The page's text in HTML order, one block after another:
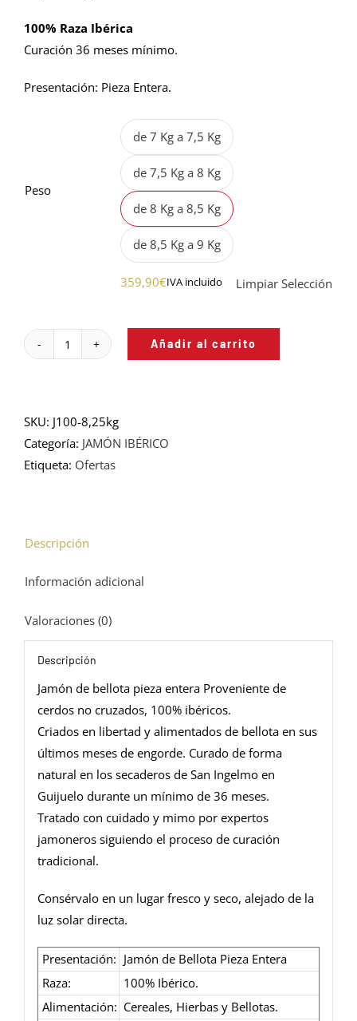
376,90€
100% Raza Ibérica
Curación 36 meses mínimo.
Presentación: Pieza Entera.
Peso
de 7 Kg a 7,5 Kg
de 7,5 Kg a 8 Kg
de 8 Kg a 8,5 Kg
de 8,5 Kg a 9 Kg
359,90€IVA incluido Limpiar Selección
JAMÓN
100%
IBÉRICO
-
Añadir al carrito
SKU: J100-8,25kg
Categoría: JAMÓN IBÉRICO
Etiqueta: Ofertas
Descripción
Información adicional
Valoraciones (0)
Descripción
Jamón de bellota pieza entera Proveniente de
cerdos no cruzados, 100% ibéricos.
Criados en libertad y alimentados de bellota en sus
últimos meses de engorde. Curado de forma
natural en los secaderos de San Ingelmo en
Guijuelo durante un mínimo de 36 meses.
Tratado con cuidado y mimo por expertos
jamoneros siguiendo el proceso de curación
tradicional.
Consérvalo en un lugar fresco y seco, alejado de la
luz solar directa.
Presentación: Jamón de Bellota Pieza Entera
Raza:
100% Ibérico.
Alimentación: Cereales, Hierbas y Bellotas.